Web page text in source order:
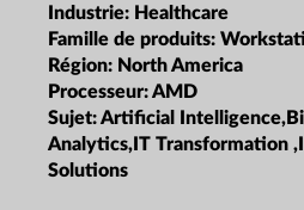
Industrie: Healthcare
Famille de produits:
Région: North America
Processeur:AMD
Sujet:Artificial
Analytics,IT Transformation
Solutions